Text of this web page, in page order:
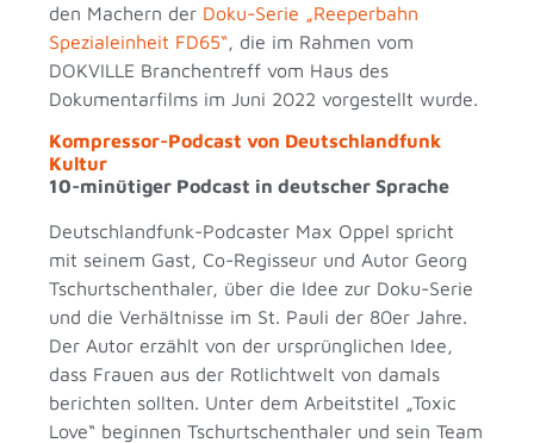
den Machern der Doku-Serie „Reeperbahn
Spezialeinheit FD65“ , die im Rahmen vom
DOKVILLE Branchentreff vom Haus des
Dokumentarfilms im Juni 2022 vorgestellt wurde.
Kompressor-Podcast von Deutschlandfunk
Kultur
10-minütiger Podcast in deutscher Sprache
Deutschlandfunk-Podcaster Max Oppel spricht
mit seinem Gast, Co-Regisseur und Autor Georg
Tschurtschenthaler, über die Idee zur Doku-Serie
und die Verhältnisse im St. Pauli der 80er Jahre.
Der Autor erzählt von der ursprünglichen Idee,
dass Frauen aus der Rotlichtwelt von damals
berichten sollten. Unter dem Arbeitstitel „Toxic
Love“ beginnen Tschurtschenthaler und sein Team